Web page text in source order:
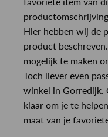
Hier hebben wij de
product
mogelijk te maken
Toch liever even
winkel in Gorredijk.
klaar om je te
maat van je